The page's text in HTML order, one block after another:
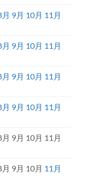
月 9月 10月 11月
月 9月 10月 11月
月 9月 10月 11月
月 9月 10月 11月
月 9月 10月 11月
月 9月 10月 11月